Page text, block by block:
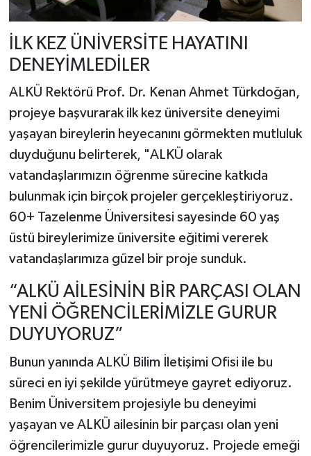
İLK KEZ ÜNİVERSİTE HAYATINI
DENEYİMLEDİLER
ALKÜ Rektörü Prof. Dr. Kenan Ahmet Türkdoğan,
projeye başvurarak ilk kez üniversite deneyimi
yaşayan bireylerin heyecanını görmekten mutluluk
duyduğunu belirterek, "ALKÜ olarak
vatandaşlarımızın öğrenme sürecine katkıda
bulunmak için birçok projeler gerçekleştiriyoruz.
60+ Tazelenme Üniversitesi sayesinde 60 yaş
üstü bireylerimize üniversite eğitimi vererek
vatandaşlarımıza güzel bir proje sunduk.
“ALKÜ AİLESİNİN BİR PARÇASI OLAN
YENİ ÖĞRENCİLERİMİZLE GURUR
DUYUYORUZ”
Bunun yanında ALKÜ Bilim İletişimi Ofisi ile bu
süreci en iyi şekilde yürütmeye gayret ediyoruz.
Benim Üniversitem projesiyle bu deneyimi
yaşayan ve ALKÜ ailesinin bir parçası olan yeni
öğrencilerimizle gurur duyuyoruz. Projede emeği